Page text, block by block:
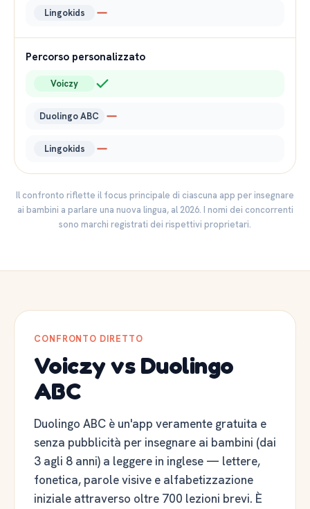
Lingokids
Percorso personalizzato
Voiczy
Duolingo ABC
Lingokids
Il confronto riflette il focus principale di ciascuna app per insegnare
ai bambini a parlare una nuova lingua, al 2026. I nomi dei concorrenti
sono marchi registrati dei rispettivi proprietari.
CONFRONTO DIRETTO
Voiczy vs Duolingo
ABC
Duolingo ABC è un'app veramente gratuita e
senza pubblicità per insegnare ai bambini (dai
3 agli 8 anni) a leggere in inglese — lettere,
fonetica, parole visive e alfabetizzazione
iniziale attraverso oltre 700 lezioni brevi. È